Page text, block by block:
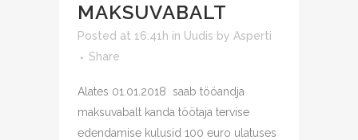
MAKSUVABALT
Posted at 16:41h in Uudis by Asperti
Share
Alates 01.01.2018 saab tööandja
maksuvabalt kanda töötaja tervise
edendamise kulusid 100 euro ulatuses